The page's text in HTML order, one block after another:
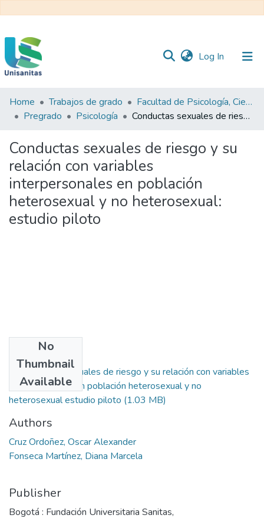
Log In (current)
Inicio
Web
Unisanitas
Home Trabajos de grado
Facultad de Psicología, Ciencias Sociales y de la Educación
Pregrado
Psicología Conductas sexuales de riesgo y su relación con variables interpersonales en población heterosexual y no heterosexual: estudio piloto
Conductas sexuales de riesgo y su
relación con variables
interpersonales en población
heterosexual y no heterosexual:
estudio piloto
No
Thumbnail
Available
Conductas sexuales de riesgo y su relación con variables
interpersonales en población heterosexual y no
heterosexual estudio piloto (1.03 MB)
Authors
Cruz Ordoñez, Oscar Alexander
Fonseca Martínez, Diana Marcela
Publisher
Bogotá : Fundación Universitaria Sanitas,